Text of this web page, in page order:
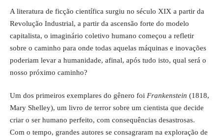
A literatura de ficção científica surgiu no século XIX a partir da
Revolução Industrial, a partir da ascensão forte do modelo
capitalista, o imaginário coletivo humano começou a refletir
sobre o caminho para onde todas aquelas máquinas e inovações
poderiam levar a humanidade, afinal, após tudo isto, qual será o
nosso próximo caminho?
Um dos primeiros exemplares do gênero foi Frankenstein (1818,
Mary Shelley), um livro de terror sobre um cientista que decide
criar o ser humano perfeito, com consequências desastrosas.
Com o tempo, grandes autores se consagraram na exploração de